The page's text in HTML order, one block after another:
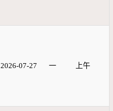
2026-07-27 一 上午